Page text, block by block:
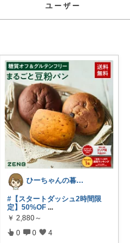
ユーザー
ひーちゃんの暮らしと服ROOM🌷
#【スタートダッシュ2時間限
定】50%OF ...
￥ 2,880～
0 0 4